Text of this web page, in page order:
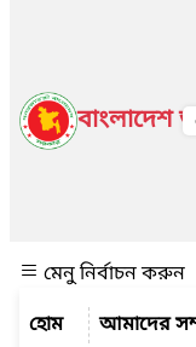
বাংলাদেশ
মেনু নির্বাচন করুন
আমাদের